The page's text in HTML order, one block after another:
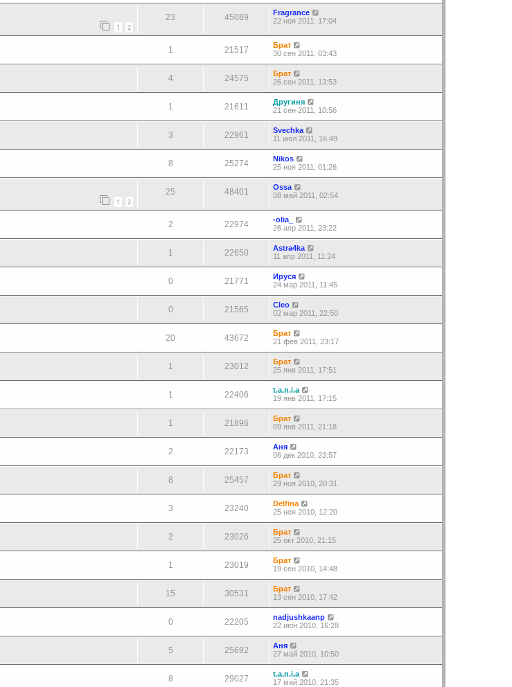
1 2
23 45089
Fragrance
22 ноя 2011, 17:04
1 21517
Брат
30 сен 2011, 03:43
4 24575
Брат
26 сен 2011, 13:53
1 21611
Другиня
21 сен 2011, 10:56
3 22961
Svechka
11 июл 2011, 16:49
8 25274
Nikos
25 ноя 2011, 01:26
1 2
25 48401
Ossa
08 май 2011, 02:54
2 22974
-olia_
26 апр 2011, 23:22
1 22650
Astra4ka
11 апр 2011, 11:24
0 21771
Ируся
24 мар 2011, 11:45
0 21565
Cleo
02 мар 2011, 22:50
20 43672
Брат
21 фев 2011, 23:17
1 23012
Брат
25 янв 2011, 17:51
1 22406
t.a.n.i.a
19 янв 2011, 17:15
1 21896
Брат
09 янв 2011, 21:18
2 22173
Аня
06 дек 2010, 23:57
8 25457
Брат
29 ноя 2010, 20:31
3 23240
Delfina
25 ноя 2010, 12:20
2 23026
Брат
25 окт 2010, 21:15
1 23019
Брат
19 сен 2010, 14:48
15 30531
Брат
13 сен 2010, 17:42
0 22205
nadjushkaanp
22 июн 2010, 16:28
5 25692
Аня
27 май 2010, 10:50
8 29027
t.a.n.i.a
17 май 2010, 21:35